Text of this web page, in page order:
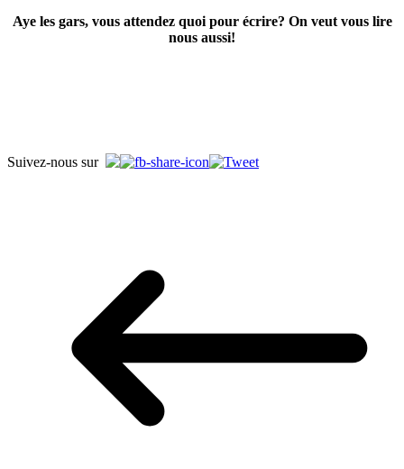
Aye les gars, vous attendez quoi pour écrire? On veut vous lire
nous aussi!
Suivez-nous sur